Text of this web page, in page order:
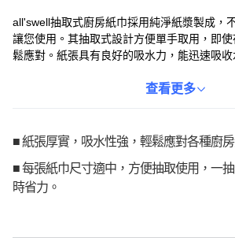
all'swell抽取式廚房紙巾採用純淨紙漿製成，
讓您使用。其抽取式設計方便單手取用，即
鬆應對。紙張具有良好的吸水力，能迅速吸收
生。無論是擦拭魚身水分、盛裝油炸料理，還
查看更多
■ 紙張厚實，吸水性強，輕鬆應對各種廚
■ 每張紙巾尺寸適中，方便抽取使用，一
時省力。